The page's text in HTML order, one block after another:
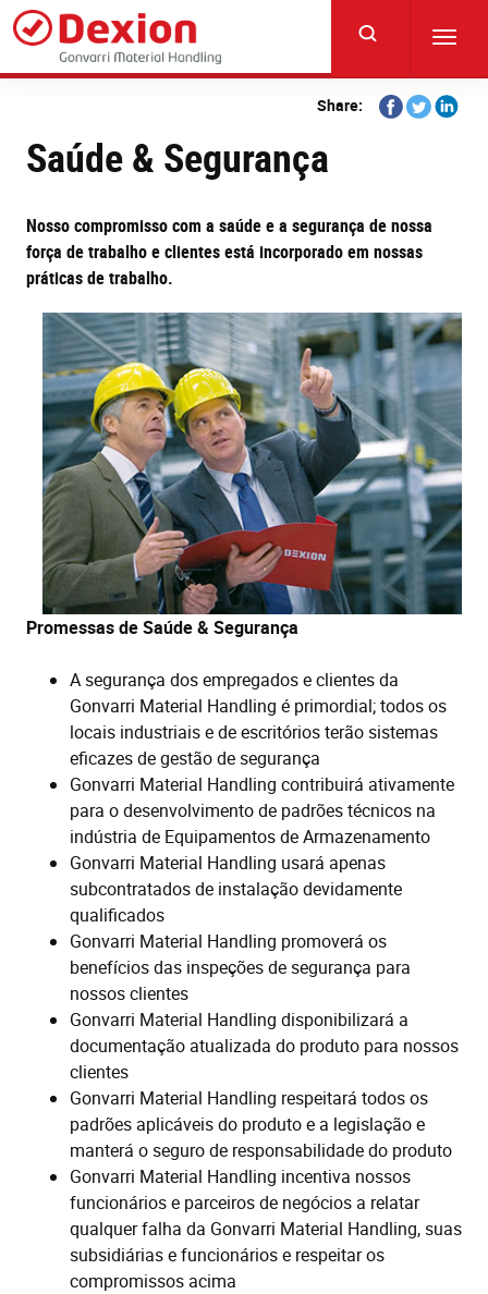
Skip
main
content
Share:
Share
on
Share
on
Share
Saúde & Segurança
Nosso compromisso com a saúde e a segurança de nossa
força de trabalho e clientes está incorporado em nossas
práticas de trabalho.
Promessas de Saúde & Segurança
A segurança dos empregados e clientes da
Gonvarri Material Handling é primordial; todos os
locais industriais e de escritórios terão sistemas
eficazes de gestão de segurança
Gonvarri Material Handling contribuirá ativamente
para o desenvolvimento de padrões técnicos na
indústria de Equipamentos de Armazenamento
Gonvarri Material Handling usará apenas
subcontratados de instalação devidamente
qualificados
Gonvarri Material Handling promoverá os
benefícios das inspeções de segurança para
nossos clientes
Gonvarri Material Handling disponibilizará a
documentação atualizada do produto para nossos
clientes
Gonvarri Material Handling respeitará todos os
padrões aplicáveis do produto e a legislação e
manterá o seguro de responsabilidade do produto
Gonvarri Material Handling incentiva nossos
funcionários e parceiros de negócios a relatar
qualquer falha da Gonvarri Material Handling, suas
subsidiárias e funcionários e respeitar os
compromissos acima